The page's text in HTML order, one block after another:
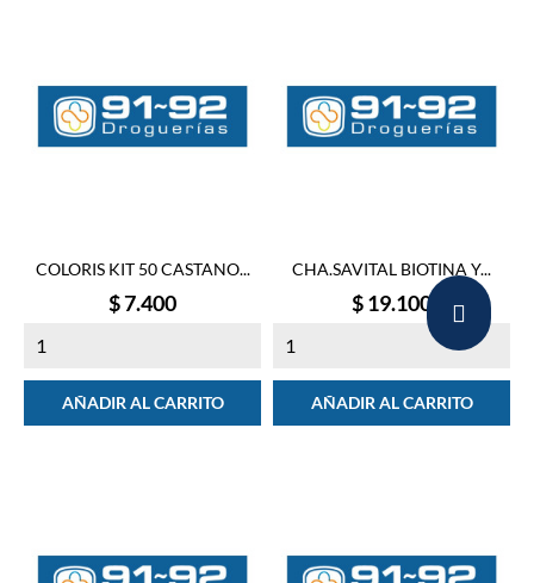
COLORIS KIT 50 CASTANO...
Precio
$ 7.400
AÑADIR AL CARRITO
CHA.SAVITAL BIOTINA Y...
Precio
$ 19.100
AÑADIR AL CARRITO